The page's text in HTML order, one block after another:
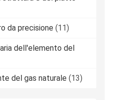
da precisione (11)
dell'elemento del
del gas naturale (13)